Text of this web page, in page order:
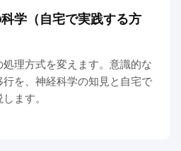
学（自宅で実践する方
理方式を変えます。意識的な
を、神経科学の知見と自宅で
ます。